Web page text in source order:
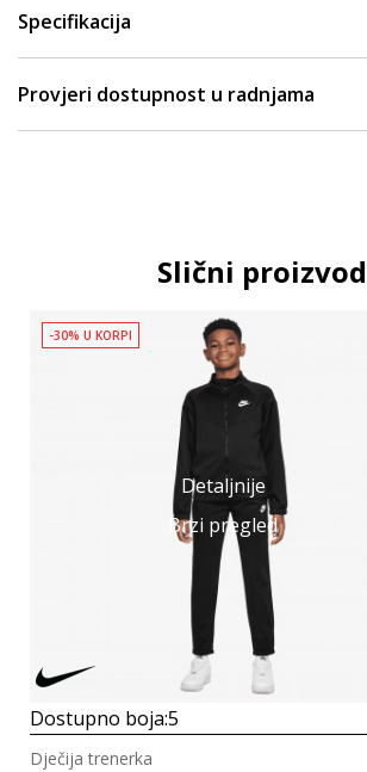
Specifikacija
Provjeri dostupnost u radnjama
Slični
Detaljnije
Brzi pregled
-30% U KORPI
Dostupno boja:5
Dječija trenerka